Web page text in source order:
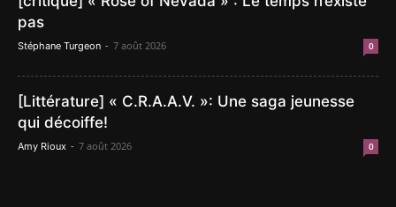
pas
Stéphane Turgeon - 7 août 2026 0
[Littérature] « C.R.A.A.V. »: Une saga jeunesse
qui décoiffe!
Amy Rioux - 7 août 2026 0